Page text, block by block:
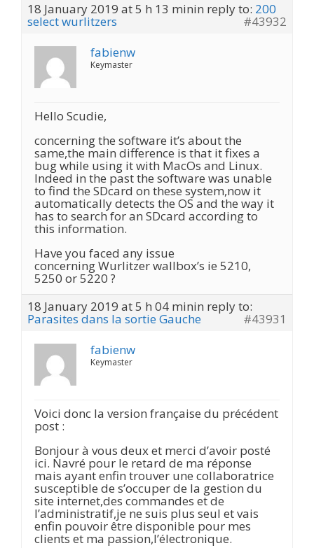
18 January 2019 at 5 h 13 minin reply to: 200
select wurlitzers
#43932
fabienw
Keymaster
Hello Scudie,
concerning the software it’s about the
same,the main difference is that it fixes a
bug while using it with MacOs and Linux.
Indeed in the past the software was unable
to find the SDcard on these system,now it
automatically detects the OS and the way it
has to search for an SDcard according to
this information.
Have you faced any issue
concerning Wurlitzer wallbox’s ie 5210,
5250 or 5220 ?
18 January 2019 at 5 h 04 minin reply to:
Parasites dans la sortie Gauche
#43931
fabienw
Keymaster
Voici donc la version française du précédent
post :
Bonjour à vous deux et merci d’avoir posté
ici. Navré pour le retard de ma réponse
mais ayant enfin trouver une collaboratrice
susceptible de s’occuper de la gestion du
site internet,des commandes et de
l’administratif,je ne suis plus seul et vais
enfin pouvoir être disponible pour mes
clients et ma passion,l’électronique.